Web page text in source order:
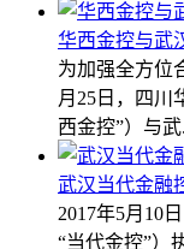
华西金控与武
为加强全方位
月25日，四川
西金控”）与武
武汉当代金融
2017年5月10
“当代金控”）